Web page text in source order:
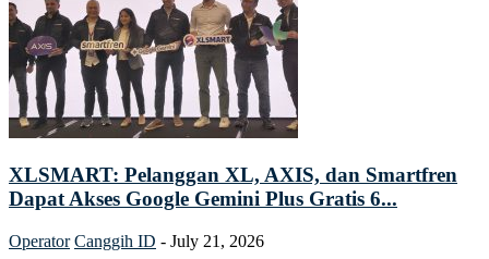
XLSMART: Pelanggan XL, AXIS, dan Smartfren
Dapat Akses Google Gemini Plus Gratis 6...
Operator Canggih ID - July 21, 2026